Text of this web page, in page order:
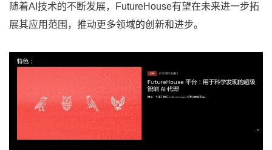
随着AI技术的不断发展，FutureHouse有望在未来进一步拓
展其应用范围，推动更多领域的创新和进步。